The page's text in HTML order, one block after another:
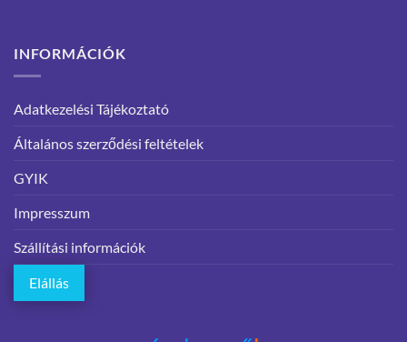
INFORMÁCIÓK
Adatkezelési Tájékoztató
Általános szerződési feltételek
GYIK
Impresszum
Szállítási információk
Elállás